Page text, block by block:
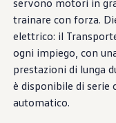
Azioni
Servizio e
Offerte di
Ricambi
servono motori in
trainare con forza.
elettrico: il
ogni impiego, con
prestazioni di lunga
è disponibile di serie
automatico.